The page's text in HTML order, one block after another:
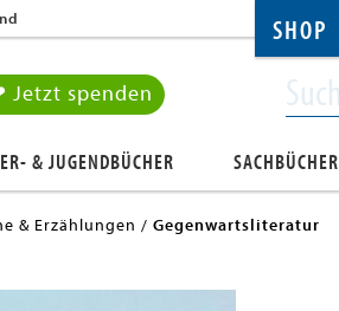
SHOP
Jetzt spenden
& JUGENDBÜCHER SACHBÜCHER
& Erzählungen Gegenwartsliteratur